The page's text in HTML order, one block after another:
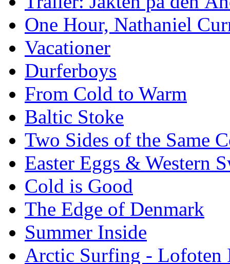
One Hour, Nathaniel
Vacationer
Durferboys
From Cold to Warm
Baltic Stoke
Two Sides of the Same
Easter Eggs & Western
Cold is Good
The Edge of Denmark
Summer Inside
Arctic Surfing - Lofoten